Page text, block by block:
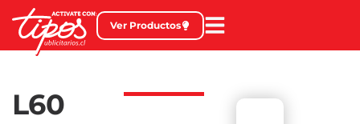
Ver Productos
L60